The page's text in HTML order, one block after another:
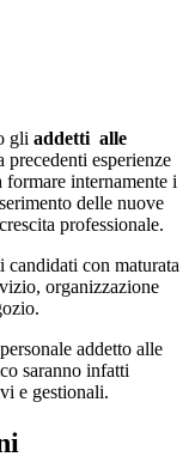
gli addetti alle
precedenti esperienze
formare internamente i
delle nuove
professionale.
candidati con maturata
organizzazione
addetto alle
saranno infatti
e gestionali.